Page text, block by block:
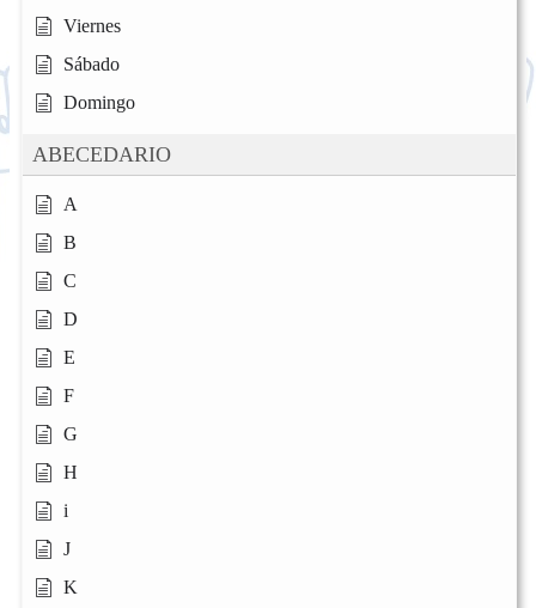
Viernes
Sábado
Domingo
ABECEDARIO
A
B
C
D
E
F
G
H
i
J
K